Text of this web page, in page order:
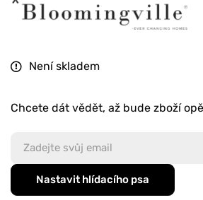
Není skladem
Chcete dát vědět, až bude zboží
Nastavit hlídacího psa